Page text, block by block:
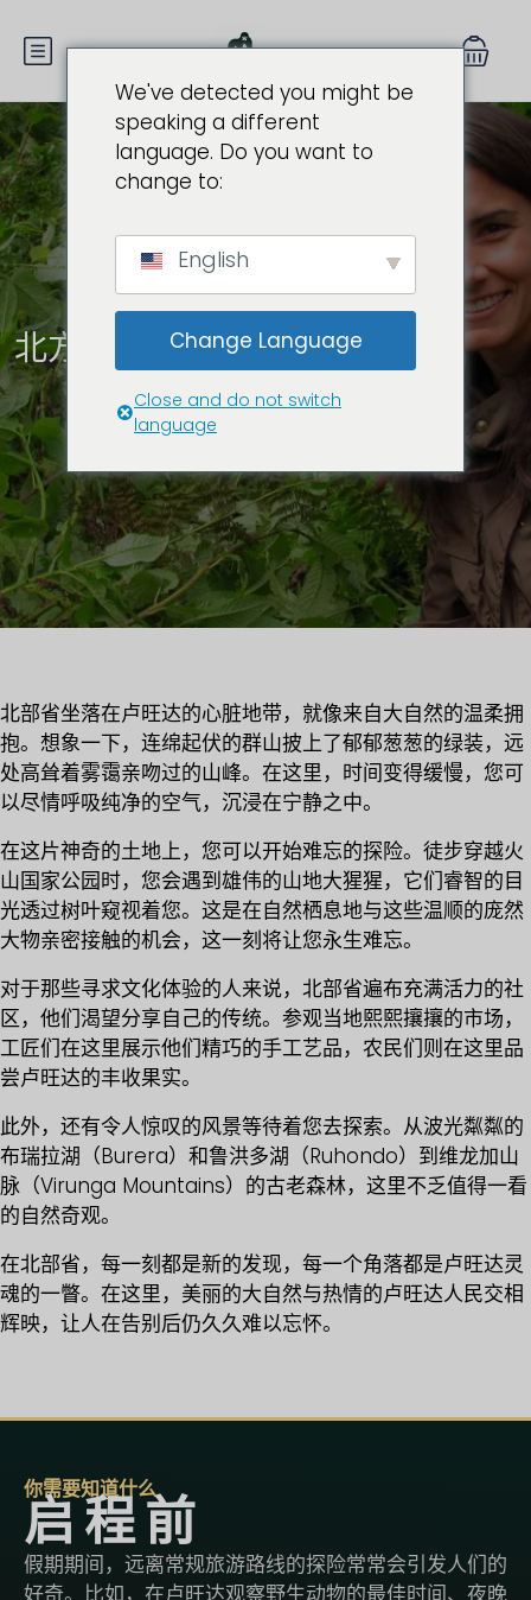
北方省
北部省坐落在卢旺达的心脏地带，就像来自大自然的温柔拥
抱。想象一下，连绵起伏的群山披上了郁郁葱葱的绿装，远
处高耸着雾霭亲吻过的山峰。在这里，时间变得缓慢，您可
以尽情呼吸纯净的空气，沉浸在宁静之中。
在这片神奇的土地上，您可以开始难忘的探险。徒步穿越火
山国家公园时，您会遇到雄伟的山地大猩猩，它们睿智的目
光透过树叶窥视着您。这是在自然栖息地与这些温顺的庞然
大物亲密接触的机会，这一刻将让您永生难忘。
对于那些寻求文化体验的人来说，北部省遍布充满活力的社
区，他们渴望分享自己的传统。参观当地熙熙攘攘的市场，
工匠们在这里展示他们精巧的手工艺品，农民们则在这里品
尝卢旺达的丰收果实。
此外，还有令人惊叹的风景等待着您去探索。从波光粼粼的
布瑞拉湖（Burera）和鲁洪多湖（Ruhondo）到维龙加山
脉（Virunga Mountains）的古老森林，这里不乏值得一看
的自然奇观。
在北部省，每一刻都是新的发现，每一个角落都是卢旺达灵
魂的一瞥。在这里，美丽的大自然与热情的卢旺达人民交相
辉映，让人在告别后仍久久难以忘怀。
你需要知道什么
启程前
假期期间，远离常规旅游路线的探险常常会引发人们的
好奇。比如，在卢旺达观察野生动物的最佳时间、夜晚
We've detected you might be
speaking a different
language. Do you want to
change to:
English
Change Language
Close and do not switch
language